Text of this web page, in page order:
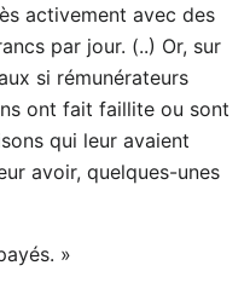
activement avec des
par jour. (..) Or, sur
si rémunérateurs
ont fait faillite ou sont
qui leur avaient
avoir, quelques-unes
»